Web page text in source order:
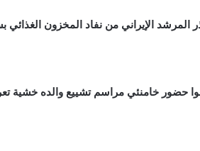
المرشد الإيراني من نفاد المخزون الغذائي
حضور خامنئي مراسم تشييع والده خشية